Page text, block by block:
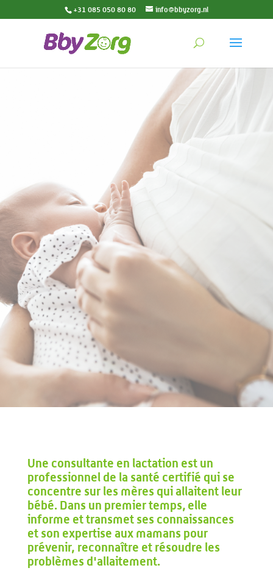
+31 085 050 80 80 info@bbyzorg.nl
Une consultante en lactation est un
professionnel de la santé certifié qui se
concentre sur les mères qui allaitent leur
bébé. Dans un premier temps, elle
informe et transmet ses connaissances
et son expertise aux mamans pour
prévenir, reconnaître et résoudre les
problèmes d'allaitement.